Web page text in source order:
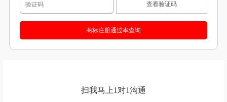
查看验证码
扫我马上1对1沟通